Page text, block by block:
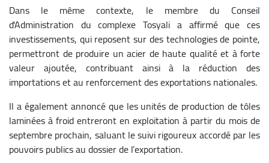
Dans le même contexte, le membre du Conseil
d'Administration du complexe Tosyali a affirmé que ces
investissements, qui reposent sur des technologies de pointe,
permettront de produire un acier de haute qualité et à forte
valeur ajoutée, contribuant ainsi à la réduction des
importations et au renforcement des exportations nationales.
Il a également annoncé que les unités de production de tôles
laminées à froid entreront en exploitation à partir du mois de
septembre prochain, saluant le suivi rigoureux accordé par les
pouvoirs publics au dossier de l’exportation.